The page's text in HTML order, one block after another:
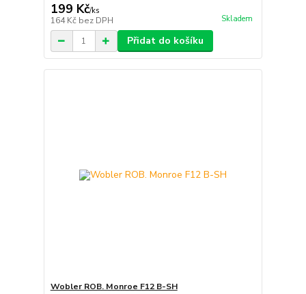
199 Kč/ks
164 Kč bez DPH Skladem
Přidat do košíku
Wobler ROB. Monroe F12 B-SH